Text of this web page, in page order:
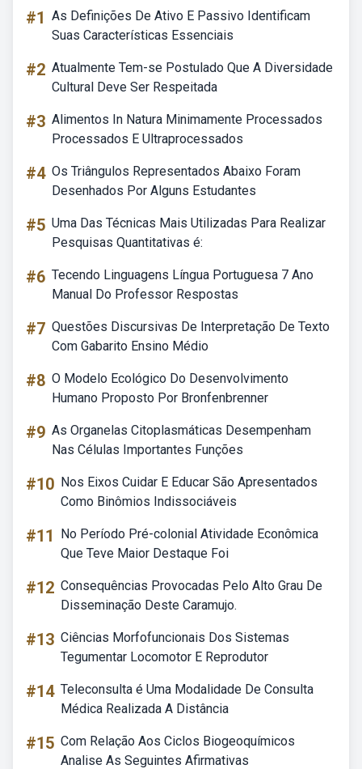
#1 As Definições De Ativo E Passivo Identificam
Suas Características Essenciais
#2 Atualmente Tem-se Postulado Que A Diversidade
Cultural Deve Ser Respeitada
#3 Alimentos In Natura Minimamente Processados
Processados E Ultraprocessados
#4 Os Triângulos Representados Abaixo Foram
Desenhados Por Alguns Estudantes
#5 Uma Das Técnicas Mais Utilizadas Para Realizar
Pesquisas Quantitativas é:
#6 Tecendo Linguagens Língua Portuguesa 7 Ano
Manual Do Professor Respostas
#7 Questões Discursivas De Interpretação De Texto
Com Gabarito Ensino Médio
#8 O Modelo Ecológico Do Desenvolvimento
Humano Proposto Por Bronfenbrenner
#9 As Organelas Citoplasmáticas Desempenham
Nas Células Importantes Funções
#10 Nos Eixos Cuidar E Educar São Apresentados
Como Binômios Indissociáveis
#11
No Período Pré-colonial Atividade Econômica
Que Teve Maior Destaque Foi
#12 Consequências Provocadas Pelo Alto Grau De
Disseminação Deste Caramujo.
#13 Ciências Morfofuncionais Dos Sistemas
Tegumentar Locomotor E Reprodutor
#14 Teleconsulta é Uma Modalidade De Consulta
Médica Realizada A Distância
#15 Com Relação Aos Ciclos Biogeoquímicos
Analise As Seguintes Afirmativas